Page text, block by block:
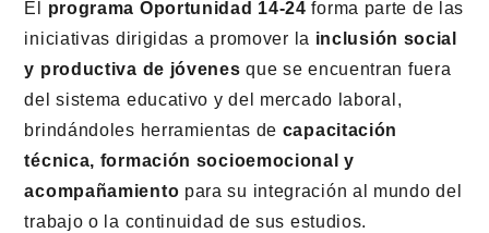
El programa Oportunidad 14-24 forma parte de las
iniciativas dirigidas a promover la inclusión social
y productiva de jóvenes que se encuentran fuera
del sistema educativo y del mercado laboral,
brindándoles herramientas de capacitación
técnica, formación socioemocional y
acompañamiento para su integración al mundo del
trabajo o la continuidad de sus estudios.